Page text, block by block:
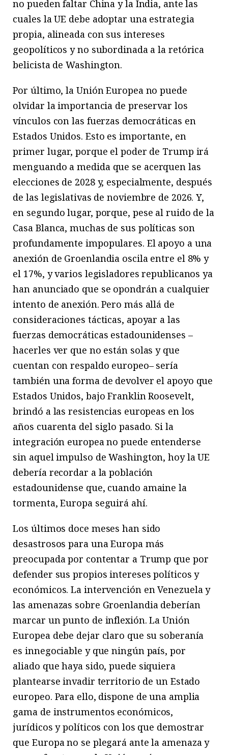
no pueden faltar China y la India, ante las
cuales la UE debe adoptar una estrategia
propia, alineada con sus intereses
geopolíticos y no subordinada a la retórica
belicista de Washington.
Por último, la Unión Europea no puede
olvidar la importancia de preservar los
vínculos con las fuerzas democráticas en
Estados Unidos. Esto es importante, en
primer lugar, porque el poder de Trump irá
menguando a medida que se acerquen las
elecciones de 2028 y, especialmente, después
de las legislativas de noviembre de 2026. Y,
en segundo lugar, porque, pese al ruido de la
Casa Blanca, muchas de sus políticas son
profundamente impopulares. El apoyo a una
anexión de Groenlandia oscila entre el 8% y
el 17%, y varios legisladores republicanos ya
han anunciado que se opondrán a cualquier
intento de anexión. Pero más allá de
consideraciones tácticas, apoyar a las
fuerzas democráticas estadounidenses –
hacerles ver que no están solas y que
cuentan con respaldo europeo– sería
también una forma de devolver el apoyo que
Estados Unidos, bajo Franklin Roosevelt,
brindó a las resistencias europeas en los
años cuarenta del siglo pasado. Si la
integración europea no puede entenderse
sin aquel impulso de Washington, hoy la UE
debería recordar a la población
estadounidense que, cuando amaine la
tormenta, Europa seguirá ahí.
Los últimos doce meses han sido
desastrosos para una Europa más
preocupada por contentar a Trump que por
defender sus propios intereses políticos y
económicos. La intervención en Venezuela y
las amenazas sobre Groenlandia deberían
marcar un punto de inflexión. La Unión
Europea debe dejar claro que su soberanía
es innegociable y que ningún país, por
aliado que haya sido, puede siquiera
plantearse invadir territorio de un Estado
europeo. Para ello, dispone de una amplia
gama de instrumentos económicos,
jurídicos y políticos con los que demostrar
que Europa no se plegará ante la amenaza y